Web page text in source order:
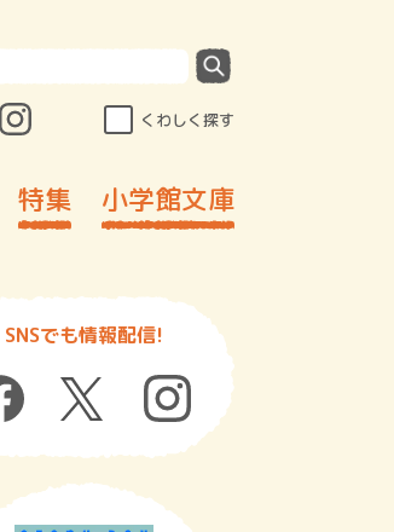
くわしく探す
特集 小学館文庫
SNSでも情報配信!